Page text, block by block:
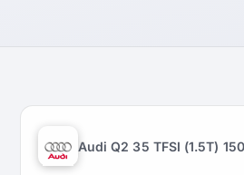
Audi Q2 35 TFSI (1.5T)